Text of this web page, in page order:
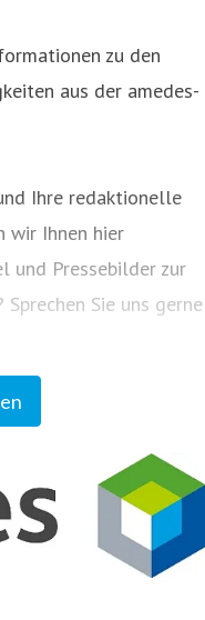
zu den
aus der amedes-
Ihre redaktionelle
Ihnen hier
und Pressebilder zur
Sie uns gerne
update" informiert
das Magazin auf
abonnieren.